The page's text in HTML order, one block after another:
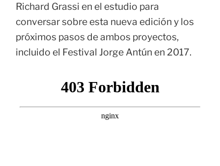
Richard Grassi en el estudio para
conversar sobre esta nueva edición y los
próximos pasos de ambos proyectos,
incluido el Festival Jorge Antún en 2017.